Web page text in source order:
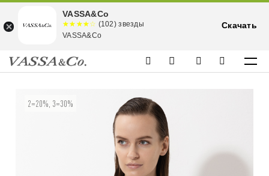
2=20%, 3=30%
VASSA&Co
☆☆☆☆☆
★★★★
★
(102) звезды
VASSA&Co
Скачать